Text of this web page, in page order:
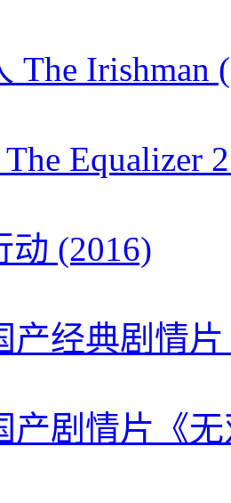
The Irishman
Equalizer
动 (2016)
产经典剧情
产剧情片《